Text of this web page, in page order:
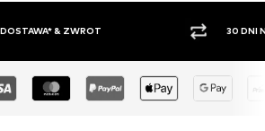
30 DNI NA ZWROT TOWARU